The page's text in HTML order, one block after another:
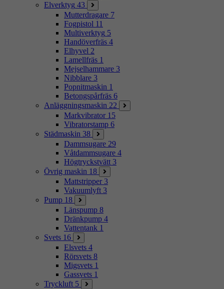
Elverktyg 43
Mutterdragare 7
Fogpistol 11
Multiverktyg 5
Handöverfräs 4
Elhyvel 2
Lamellfräs 1
Mejselhammare 3
Nibblare 3
Popnitmaskin 1
Betongspårfräs 6
Anläggningsmaskin 22
Markvibrator 15
Vibratorstamp 6
Städmaskin 38
Dammsugare 29
Våtdammsugare 4
Högtryckstvätt 3
Övrig maskin 18
Mattstripper 3
Vakuumlyft 3
Pump 18
Länspump 8
Dränkpump 4
Vattentank 1
Svets 16
Elsvets 4
Rörsvets 8
Migsvets 1
Gassvets 1
Tryckluft 5